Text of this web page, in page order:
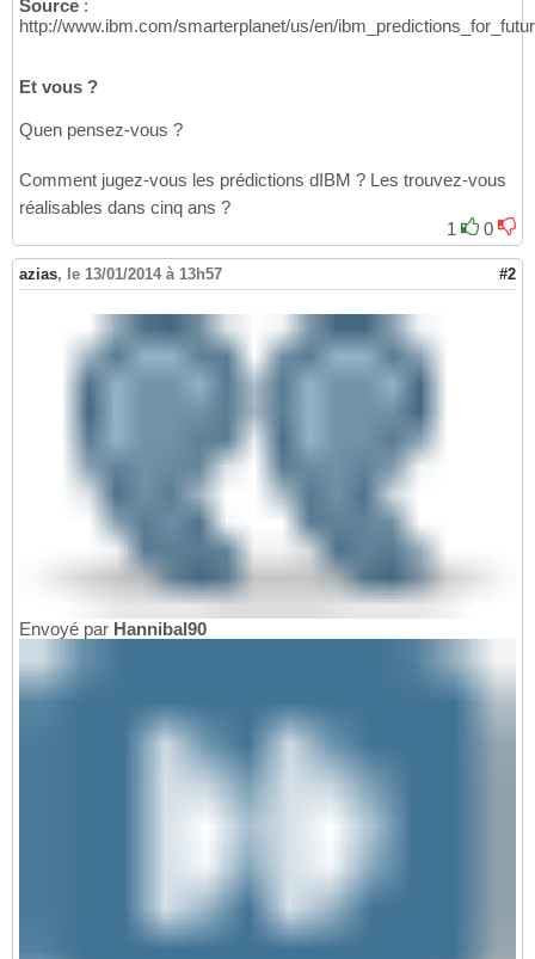
Source :
http://www.ibm.com/smarterplanet/us/en/
Et vous ?
Quen pensez-vous ?
Comment jugez-vous les prédictions dIBM ? Les trouvez-vous
réalisables dans cinq ans ?
1
0
azias, le 13/01/2014 à 13h57 #2
Envoyé par Hannibal90